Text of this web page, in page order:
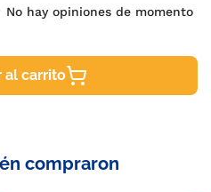
No hay opiniones de momento
al carrito
compraron